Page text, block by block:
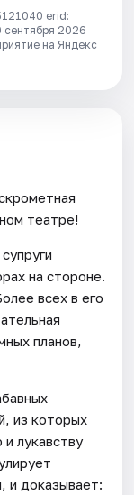
erid:
сентября 2026
на Яндекс
театре!
на стороне.
всех в его
планов,
из которых
лукавству
и доказывает: